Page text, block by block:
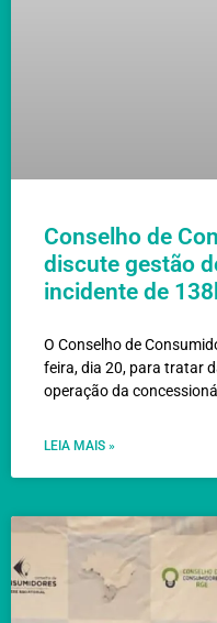
Conselho de
discute gestão
incidente de
O Conselho de
feira, dia 20, para tratar
operação da
LEIA MAIS »